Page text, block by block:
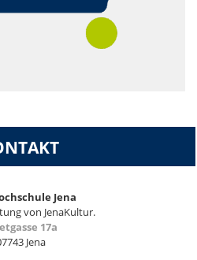
Jena
von JenaKultur.
17a
Jena